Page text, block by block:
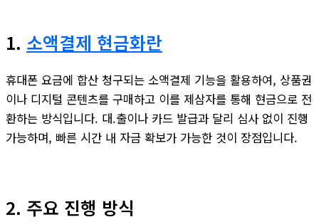
1. 소액결제 현금화란
휴대폰 요금에 합산 청구되는 소액결제 기능을 활용하여, 상품권
이나 디지털 콘텐츠를 구매하고 이를 제삼자를 통해 현금으로 전
환하는 방식입니다. 대.출이나 카드 발급과 달리 심사 없이 진행
가능하며, 빠른 시간 내 자금 확보가 가능한 것이 장점입니다.
2. 주요 진행 방식